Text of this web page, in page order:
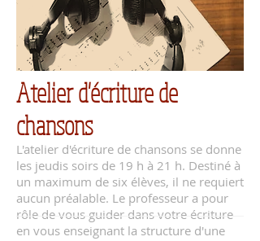
Atelier d'écriture de
chansons
L'atelier d'écriture de chansons se donne
les jeudis soirs de 19 h à 21 h. Destiné à
un maximum de six élèves, il ne requiert
aucun préalable. Le professeur a pour
rôle de vous guider dans votre écriture
en vous enseignant la structure d'une